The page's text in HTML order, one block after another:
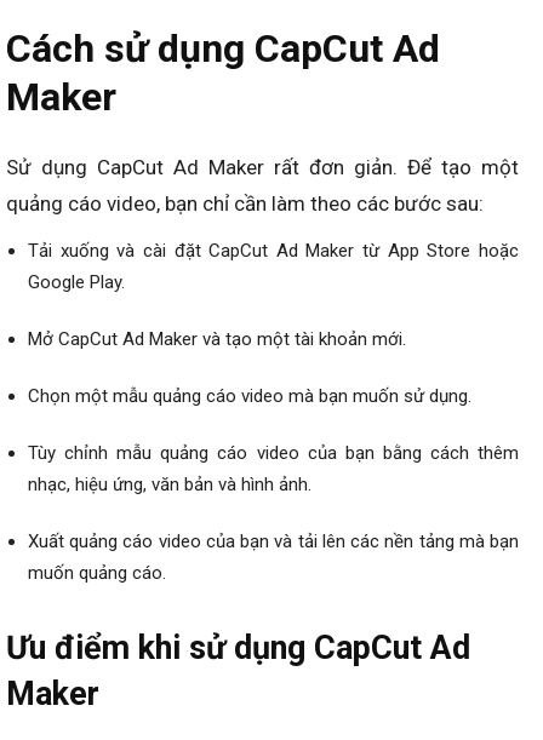
Cách sử dụng CapCut Ad
Maker
Sử dụng CapCut Ad Maker rất đơn giản. Để tạo một
quảng cáo video, bạn chỉ cần làm theo các bước sau:
Tải xuống và cài đặt CapCut Ad Maker từ App Store hoặc
Google Play.
Mở CapCut Ad Maker và tạo một tài khoản mới.
Chọn một mẫu quảng cáo video mà bạn muốn sử dụng.
Tùy chỉnh mẫu quảng cáo video của bạn bằng cách thêm
nhạc, hiệu ứng, văn bản và hình ảnh.
Xuất quảng cáo video của bạn và tải lên các nền tảng mà bạn
muốn quảng cáo.
Ưu điểm khi sử dụng CapCut Ad
Maker